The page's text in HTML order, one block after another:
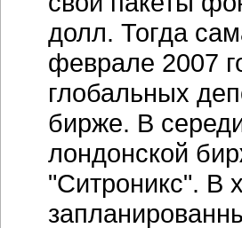
долл. Тогда
феврале 2007
глобальных
бирже. В
лондонской
"Ситроникс". В